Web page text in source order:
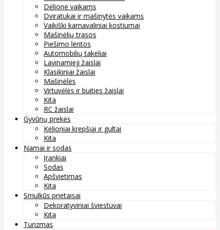
Dėlionė vaikams
Dviratukai ir mašinytės vaikams
Vaikiški karnavaliniai kostiumai
Mašinėlių trasos
Piešimo lentos
Automobilių takeliai
Lavinamieji žaislai
Klasikiniai žaislai
Mašinėlės
Virtuvėlės ir buities žaislai
Kita
RC žaislai
Gyvūnų prekės
Kelioniai krepšiai ir gultai
Kita
Namai ir sodas
Įrankiai
Sodas
Apšvietimas
Kita
Smulkūs prietaisai
Dekoratyviniai šviestuvai
Kita
Turizmas